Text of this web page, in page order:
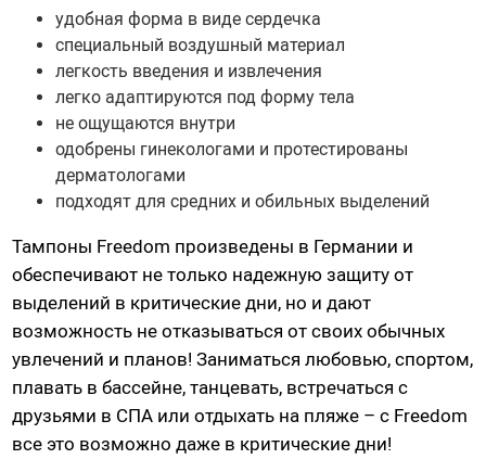
Трусики для страпона
Вагины, мастурбаторы
Попки
Ротики, грудь
Вибро-мастурбаторы
Секс-куклы
Tenga
Хай-тек мастурбаторы
удобная форма в виде сердечка
специальный воздушный материал
легкость введения и извлечения
легко адаптируются под форму тела
не ощущаются внутри
одобрены гинекологами и протестированы
дерматологами
подходят для средних и обильных выделений
Тампоны Freedom произведены в Германии и
обеспечивают не только надежную защиту от
выделений в критические дни, но и дают
возможность не отказываться от своих обычных
увлечений и планов! Заниматься любовью, спортом,
плавать в бассейне, танцевать, встречаться с
друзьями в СПА или отдыхать на пляже – с Freedom
все это возможно даже в критические дни!